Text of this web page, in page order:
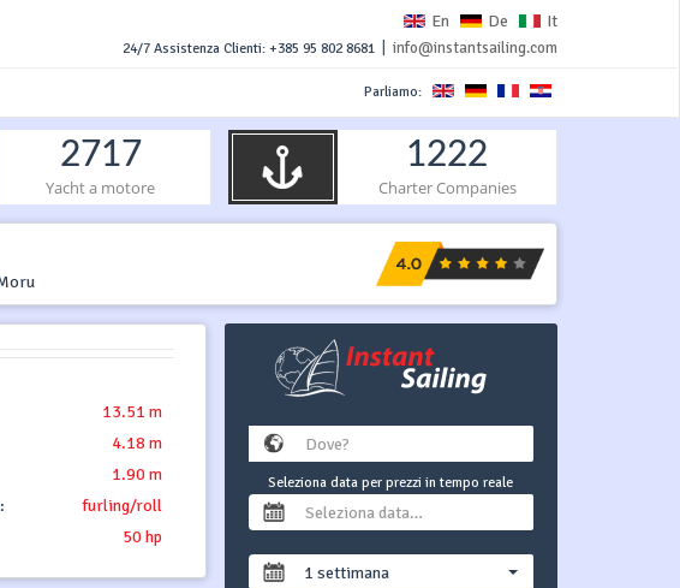
En De It
24/7 Assistenza Clienti: +385 95 802 8681 info@instantsailing.com
Parliamo:
2717
Yacht a motore
1222
Charter Companies
13.51 m
4.18 m
1.90 m
furling/roll
50 hp
Seleziona data per prezzi in tempo reale
1 settimana